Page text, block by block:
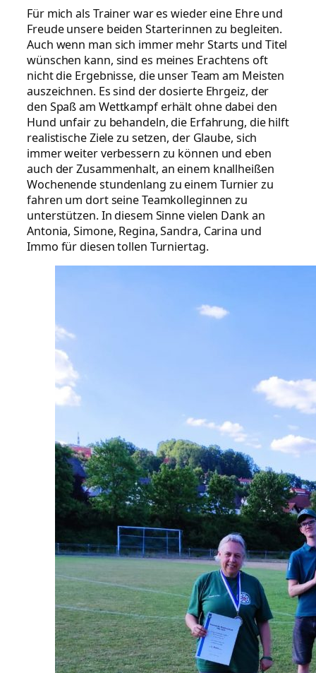
Für mich als Trainer war es wieder eine Ehre und
Freude unsere beiden Starterinnen zu begleiten.
Auch wenn man sich immer mehr Starts und Titel
wünschen kann, sind es meines Erachtens oft
nicht die Ergebnisse, die unser Team am Meisten
auszeichnen. Es sind der dosierte Ehrgeiz, der
den Spaß am Wettkampf erhält ohne dabei den
Hund unfair zu behandeln, die Erfahrung, die hilft
realistische Ziele zu setzen, der Glaube, sich
immer weiter verbessern zu können und eben
auch der Zusammenhalt, an einem knallheißen
Wochenende stundenlang zu einem Turnier zu
fahren um dort seine Teamkolleginnen zu
unterstützen. In diesem Sinne vielen Dank an
Antonia, Simone, Regina, Sandra, Carina und
Immo für diesen tollen Turniertag.